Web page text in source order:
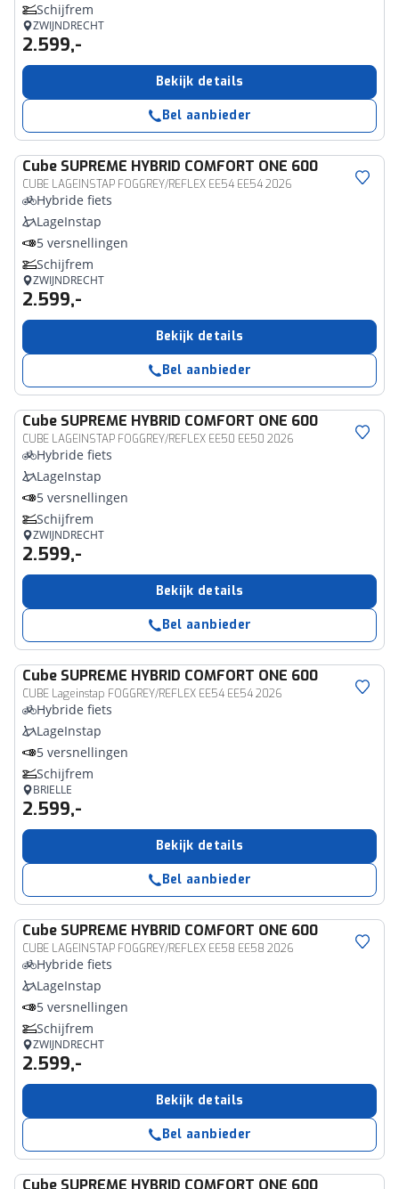
Schijfrem
ZWIJNDRECHT
2.599,-
Bekijk details
Bel aanbieder
Cube SUPREME HYBRID COMFORT ONE 600
CUBE LAGEINSTAP FOGGREY/REFLEX EE54 EE54 2026
Hybride fiets
LageInstap
5 versnellingen
Schijfrem
ZWIJNDRECHT
2.599,-
Bekijk details
Bel aanbieder
Cube SUPREME HYBRID COMFORT ONE 600
CUBE LAGEINSTAP FOGGREY/REFLEX EE50 EE50 2026
Hybride fiets
LageInstap
5 versnellingen
Schijfrem
ZWIJNDRECHT
2.599,-
Bekijk details
Bel aanbieder
Cube SUPREME HYBRID COMFORT ONE 600
CUBE Lageinstap FOGGREY/REFLEX EE54 EE54 2026
Hybride fiets
LageInstap
5 versnellingen
Schijfrem
BRIELLE
2.599,-
Bekijk details
Bel aanbieder
Cube SUPREME HYBRID COMFORT ONE 600
CUBE LAGEINSTAP FOGGREY/REFLEX EE58 EE58 2026
Hybride fiets
LageInstap
5 versnellingen
Schijfrem
ZWIJNDRECHT
2.599,-
Bekijk details
Bel aanbieder
Cube SUPREME HYBRID COMFORT ONE 600